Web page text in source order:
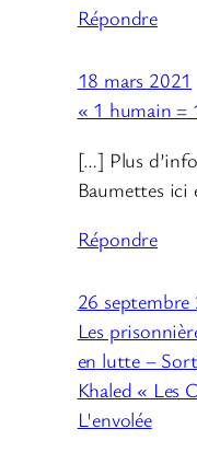
Répondre
18 mars 2021
« 1 humain =
[…] Plus
Baumettes
Répondre
26 septembre
Les
en lutte –
Khaled « Les
L'envolée